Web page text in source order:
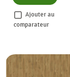
Ajouter au
comparateur